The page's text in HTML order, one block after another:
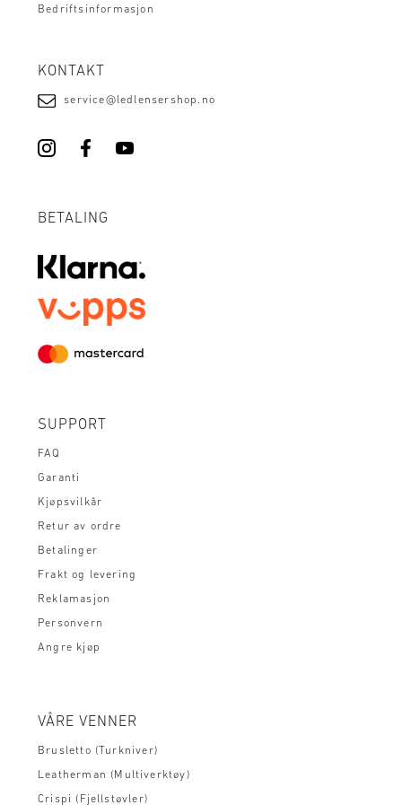
Bedriftsinformasjon
KONTAKT
service@ledlensershop.no
BETALING
SUPPORT
FAQ
Garanti
Kjøpsvilkår
Retur av ordre
Betalinger
Frakt og levering
Reklamasjon
Personvern
Angre kjøp
VÅRE VENNER
Brusletto (Turkniver)
Leatherman (Multiverktøy)
Crispi (Fjellstøvler)